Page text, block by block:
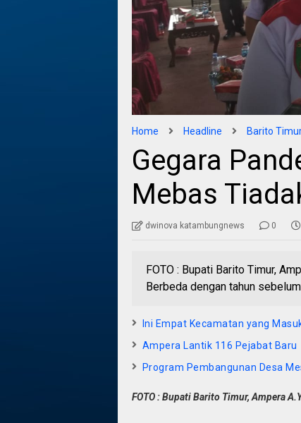
Home Headline Barito
Gegara
Mebas
dwinova katambungnews 0
FOTO : Bupati Barito Timur,
Berbeda dengan tahun
Ini Empat Kecamatan yang
Ampera Lantik 116 Pejabat Baru
Program Pembangunan Desa
FOTO : Bupati Barito Timur, Ampera